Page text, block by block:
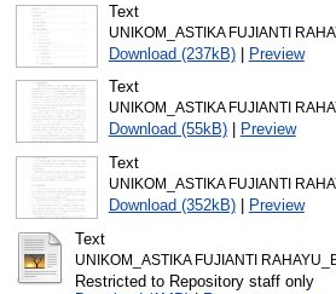
Text
UNIKOM_ASTIKA FUJIANTI
Download (237kB)| Preview
Text
UNIKOM_ASTIKA FUJIANTI
Download (55kB)|
Preview
Text
UNIKOM_ASTIKA FUJIANTI
Download (352kB)|
Preview
Text
UNIKOM_ASTIKA FUJIANTI
Restricted to Repository staff only